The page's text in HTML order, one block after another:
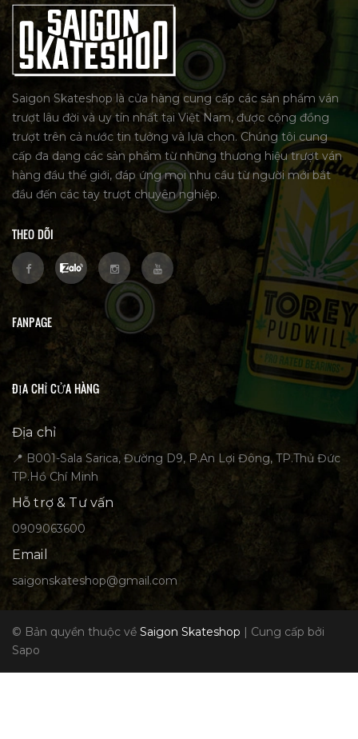
Saigon Skateshop là cửa hàng cung cấp các sản phẩm ván
trượt lâu đời và uy tín nhất tại Việt Nam, được cộng đồng
trượt trên cả nước tin tưởng và lựa chọn. Chúng tôi cung
cấp đa dạng các sản phẩm từ những thương hiệu trượt ván
hàng đầu thế giới, đáp ứng mọi nhu cầu từ người mới bắt
đầu đến các tay trượt chuyên nghiệp.
THEO DÕI
FANPAGE
ĐỊA CHỈ CỬA HÀNG
Địa chỉ
📍 B001-Sala Sarica, Đường D9, P.An Lợi Đông, TP.Thủ Đức
TP.Hồ Chí Minh
Hỗ trợ & Tư vấn
0909063600
Email
saigonskateshop@gmail.com
© Bản quyền thuộc về Saigon Skateshop | Cung cấp bởi
Sapo